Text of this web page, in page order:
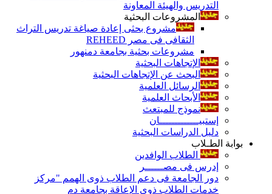
التدريس والهيئة المعاونة
المشروعات البحثية
مشروع بحثى إعادة صياغة تدريس التراث
الثقافى فى مصر REHEED
مشروعات بحثية بجامعة دمنهور
الإتجاهات البحثية
البحث عن الإتجاهات البحثية
الرسائل العلمية
الأبحاث العلمية
نموذج للمبتعث
إستبيـــــــــــــان
دليل الدراسات البحثية
بوابة الطـلاب
الطلاب الوافدين
إدرس فى مصــــــر
دور الجامعة فى دعم الطلاب ذوى الهمم "مركز
خدمات الطلاب ذوى الإعاقة بجامعة دم